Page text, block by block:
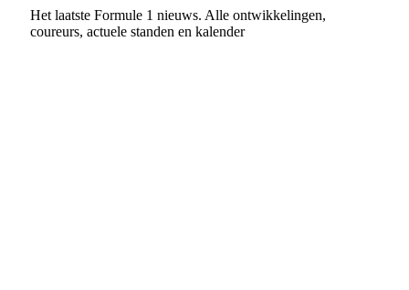
Het laatste Formule 1 nieuws. Alle ontwikkelingen,
coureurs, actuele standen en kalender